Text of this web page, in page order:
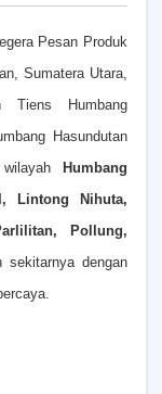
Pesan Produk
Sumatera Utara,
Tiens Humbang
Hasundutan
Humbang
Lintong Nihuta,
Pollung,
sekitarnya dengan